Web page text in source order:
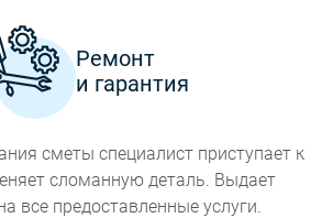
Ремонт
и гарантия
сметы специалист приступает к
сломанную деталь. Выдает
все предоставленные услуги.